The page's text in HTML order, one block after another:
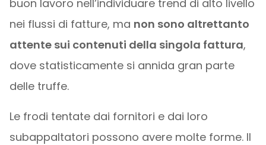
buon lavoro nell’individuare trend di alto livello
nei flussi di fatture, ma non sono altrettanto
attente sui contenuti della singola fattura,
dove statisticamente si annida gran parte
delle truffe.
Le frodi tentate dai fornitori e dai loro
subappaltatori possono avere molte forme. Il